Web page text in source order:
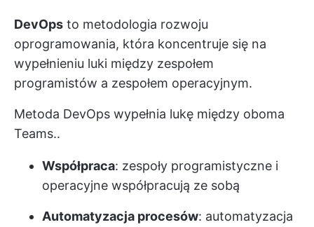
DevOps to metodologia rozwoju
oprogramowania, która koncentruje się na
wypełnieniu luki między zespołem
programistów a zespołem operacyjnym.
Metoda DevOps wypełnia lukę między oboma
Teams..
Współpraca: zespoły programistyczne i
operacyjne współpracują ze sobą
Automatyzacja procesów: automatyzacja